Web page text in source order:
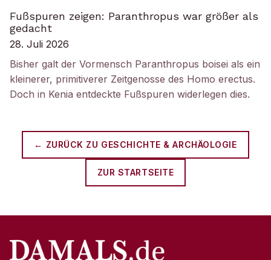
Fußspuren zeigen: Paranthropus war größer als
gedacht
28. Juli 2026
Bisher galt der Vormensch Paranthropus boisei als ein
kleinerer, primitiverer Zeitgenosse des Homo erectus.
Doch in Kenia entdeckte Fußspuren widerlegen dies.
← ZURÜCK ZU GESCHICHTE & ARCHÄOLOGIE
ZUR STARTSEITE